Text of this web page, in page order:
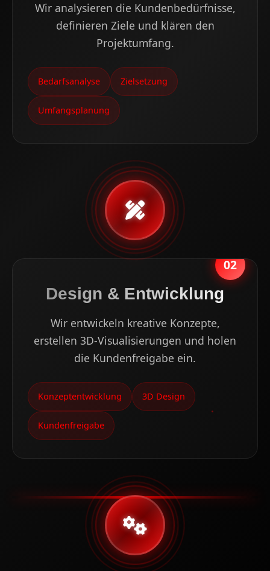
Wir analysieren die Kundenbedürfnisse,
definieren Ziele und klären den
Projektumfang.
Bedarfsanalyse Zielsetzung
Umfangsplanung
02
Design & Entwicklung
Wir entwickeln kreative Konzepte,
erstellen 3D-Visualisierungen und holen
die Kundenfreigabe ein.
Konzeptentwicklung 3D Design
Kundenfreigabe